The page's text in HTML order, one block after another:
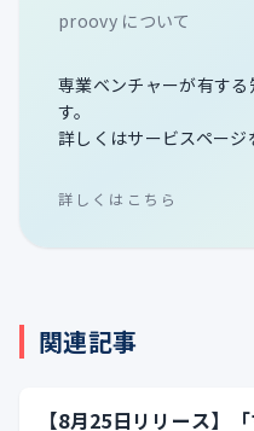
proovy について
専業ベンチャーが有す
す。
詳しくはサービスページ
詳しくはこちら
関連記事
【8月25日リリース】